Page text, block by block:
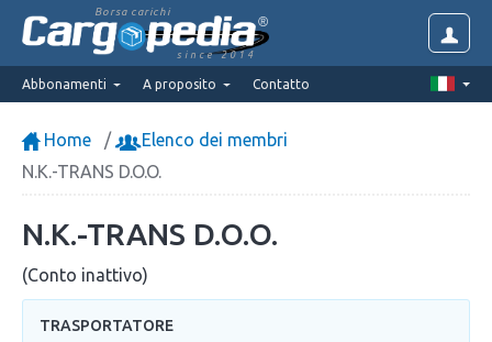
Borsa carichi
since 2014
Abbonamenti A proposito Contatto
Home
Elenco dei membri
N.K.-TRANS D.O.O.
N.K.-TRANS D.O.O.
(Conto inattivo)
TRASPORTATORE